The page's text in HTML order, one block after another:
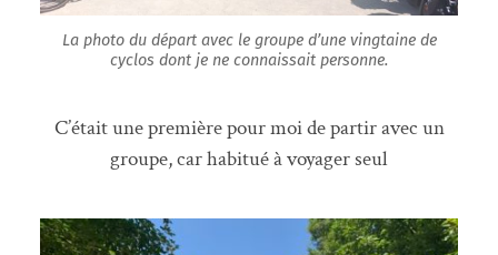
La photo du départ avec le groupe d’une vingtaine de
cyclos dont je ne connaissait personne.
C’était une première pour moi de partir avec un
groupe, car habitué à voyager seul